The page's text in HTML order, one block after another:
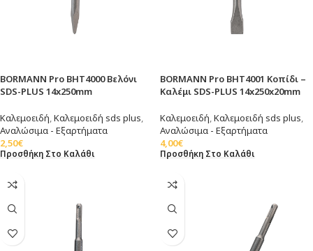
BORMANN Pro BHT4000 Βελόνι
SDS-PLUS 14x250mm
Καλεμοειδή Καλεμοειδή sds plus
Αναλώσιμα - Εξαρτήματα
2,50€
Προσθήκη Στο Καλάθι
BORMANN Pro BHT4001 Κοπίδι –
Καλέμι SDS-PLUS 14x250x20mm
Καλεμοειδή Καλεμοειδή sds plus
Αναλώσιμα - Εξαρτήματα
4,00€
Προσθήκη Στο Καλάθι